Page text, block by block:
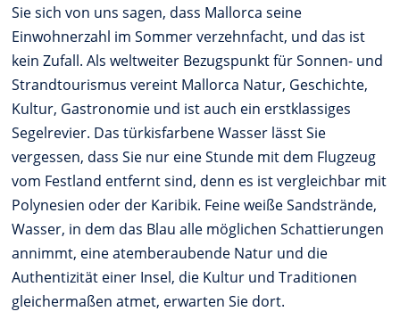
Sie sich von uns sagen, dass Mallorca seine
Einwohnerzahl im Sommer verzehnfacht, und das ist
kein Zufall. Als weltweiter Bezugspunkt für Sonnen- und
Strandtourismus vereint Mallorca Natur, Geschichte,
Kultur, Gastronomie und ist auch ein erstklassiges
Segelrevier. Das türkisfarbene Wasser lässt Sie
vergessen, dass Sie nur eine Stunde mit dem Flugzeug
vom Festland entfernt sind, denn es ist vergleichbar mit
Polynesien oder der Karibik. Feine weiße Sandstrände,
Wasser, in dem das Blau alle möglichen Schattierungen
annimmt, eine atemberaubende Natur und die
Authentizität einer Insel, die Kultur und Traditionen
gleichermaßen atmet, erwarten Sie dort.